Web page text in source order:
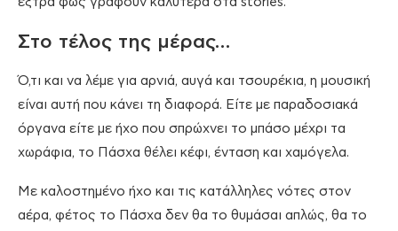
Στο τέλος της μέρας…
Ό,τι και να λέμε για αρνιά, αυγά και τσουρέκια, η μουσική
είναι αυτή που κάνει τη διαφορά. Είτε με παραδοσιακά
όργανα είτε με ήχο που σπρώχνει το μπάσο μέχρι τα
χωράφια, το Πάσχα θέλει κέφι, ένταση και χαμόγελα.
Με καλοστημένο ήχο και τις κατάλληλες νότες στον
αέρα, φέτος το Πάσχα δεν θα το θυμάσαι απλώς, θα το